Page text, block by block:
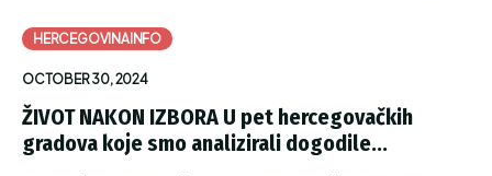
HERCEGOVINAINFO
OCTOBER 30, 2024
ŽIVOT NAKON IZBORA U pet hercegovačkih
gradova koje smo analizirali dogodile...